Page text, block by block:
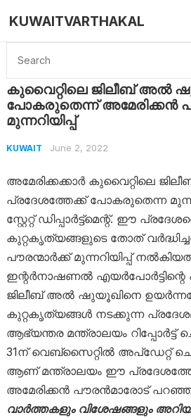
KUWAITVARTHAKAL
Home Kuwait കുവൈറ്റിലെ ജിലീബ് അൽ ഷുയൂഖിലേക്ക്
കുവൈറ്റിലെ ജിലീബ് അൽ
പോകരുതെന്ന് അമേരിക്കൻ
മുന്നറിയിപ്പ്
KUWAIT June 2, 2022
അമേരിക്കക്കാർ കുവൈറ്റിലെ
പ്രദേശത്തേക്ക് പോകരുതെന്ന
സ്റ്റേറ്റ് ഡിപ്പാർട്ട്മെന്റ്. ഈ
കുറ്റകൃത്യങ്ങളുടെ തോത്
പൗരന്മാർക്ക് മുന്നറിയിപ്പ്
ഇന്റർനാഷണൽ എയർപോർട്ടിന്റെ
ജിലീബ് അൽ ഷുയൂഖിനെ
കുറ്റകൃത്യങ്ങൾ നടക്കുന്ന
ആഭ്യന്തര മന്ത്രാലയം റിപ്പോർട്ട്
31ന് വെബ്സൈറ്റിൽ അപ്ഡേറ്റ്
ആണ് മന്ത്രാലയം ഈ
അമേരിക്കൻ പൗരൻമാരോട്
വാര്‍ത്തകളും വിശേഷങ്ങളും